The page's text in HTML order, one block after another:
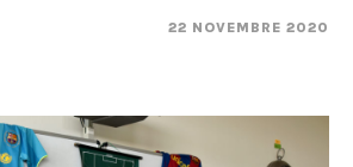
22 NOVEMBRE 2020